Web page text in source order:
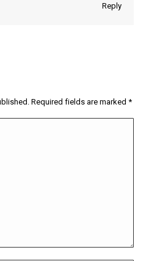
Reply
Required fields are marked *